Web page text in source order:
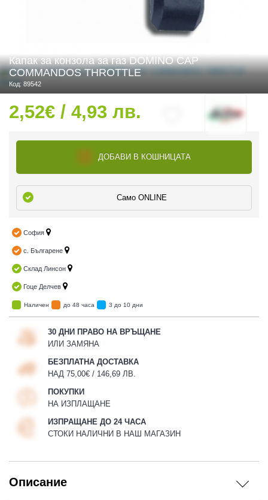
ЕКИПИРОВКА
Капак за конзола за газ DOMINO CAP
COMMANDOS THROTTLE
Код: 89542
2,52€ / 4,93 лв.
ДОБАВИ В КОШНИЦАТА
Само ONLINE
София
с. Българене
Склад Линсон
Гоце Делчев
Наличен до 48 часа 3 до 10 дни
30 ДНИ ПРАВО НА ВРЪЩАНЕ
ИЛИ ЗАМЯНА
БЕЗПЛАТНА ДОСТАВКА
НАД 75,00€ / 146,69 ЛВ.
ПОКУПКИ
НА ИЗПЛАЩАНЕ
ИЗПРАЩАНЕ ДО 24 ЧАСА
СТОКИ НАЛИЧНИ В НАШ МАГАЗИН
Описание